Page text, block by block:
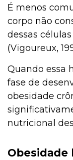
É menos
corpo não
dessas
(Vigoureux,
Quando essa
fase de
obesidade
nutricional